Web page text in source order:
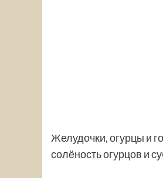
Желудочки, огурцы и
солёность огурцов и